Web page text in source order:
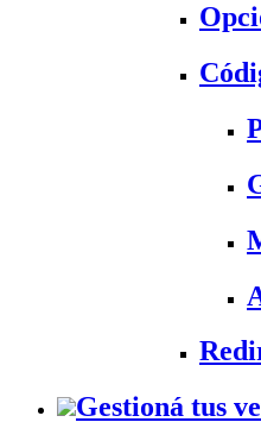
Gestioná tus